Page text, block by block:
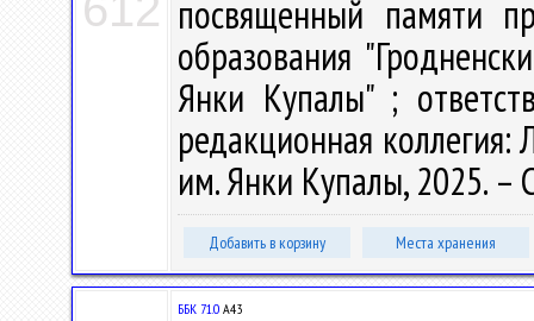
посвященный памяти
образования
Янки Купалы" ;
редакционная коллегия:
им. Янки Купалы, 2025. –
Добавить в корзину Места хранения
ББК 71.0 А43